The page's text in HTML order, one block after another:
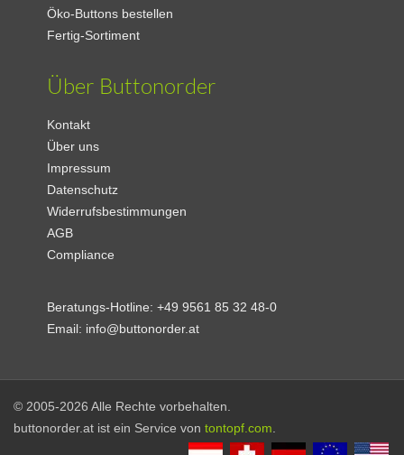
Öko-Buttons bestellen
Fertig-Sortiment
Über Buttonorder
Kontakt
Über uns
Impressum
Datenschutz
Widerrufsbestimmungen
AGB
Compliance
Beratungs-Hotline:+49 9561 85 32 48-0
Email: info@buttonorder.at
© 2005-2026 Alle Rechte vorbehalten.
buttonorder.at ist ein Service von tontopf.com